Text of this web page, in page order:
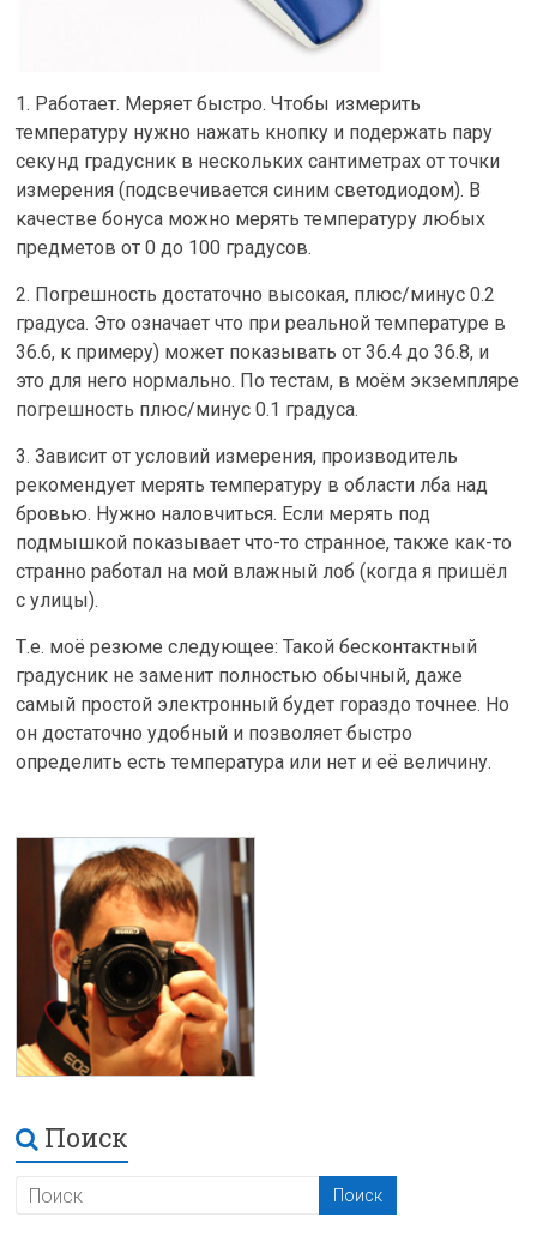
1. Работает. Меряет быстро. Чтобы измерить
температуру нужно нажать кнопку и подержать пару
секунд градусник в нескольких сантиметрах от точки
измерения (подсвечивается синим светодиодом). В
качестве бонуса можно мерять температуру любых
предметов от 0 до 100 градусов.
2. Погрешность достаточно высокая, плюс/минус 0.2
градуса. Это означает что при реальной температуре в
36.6, к примеру) может показывать от 36.4 до 36.8, и
это для него нормально. По тестам, в моём экземпляре
погрешность плюс/минус 0.1 градуса.
3. Зависит от условий измерения, производитель
рекомендует мерять температуру в области лба над
бровью. Нужно наловчиться. Если мерять под
подмышкой показывает что-то странное, также как-то
странно работал на мой влажный лоб (когда я пришёл
с улицы).
Т.е. моё резюме следующее: Такой бесконтактный
градусник не заменит полностью обычный, даже
самый простой электронный будет гораздо точнее. Но
он достаточно удобный и позволяет быстро
определить есть температура или нет и её величину.
Поиск